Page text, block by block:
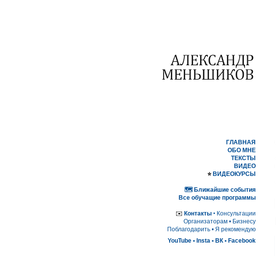
ГЛАВНАЯ
ОБО МНЕ
ТЕКСТЫ
ВИДЕО
⭐️ ВИДЕОКУРСЫ
🗺 Ближайшие события
Все обучащие программы
✉️ Контакты • Консультации
Организаторам • Бизнесу
Поблагодарить • Я рекомендую
YouTube • Insta • ВК • Facebook